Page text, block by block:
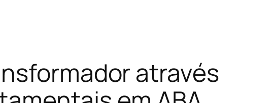
através